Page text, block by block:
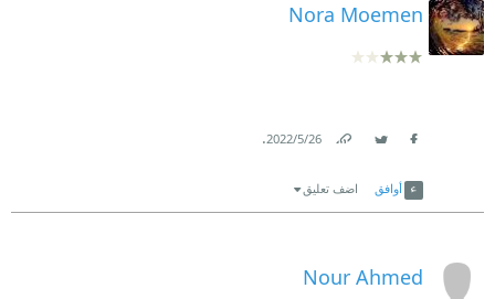
Nora Moemen
26‏/5‏/2022
.
أوافق اضف تعليق
Nour Ahmed